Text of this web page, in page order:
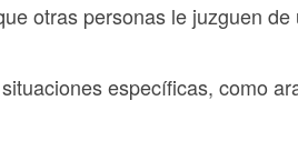
otras personas le juzguen de
específicas, como